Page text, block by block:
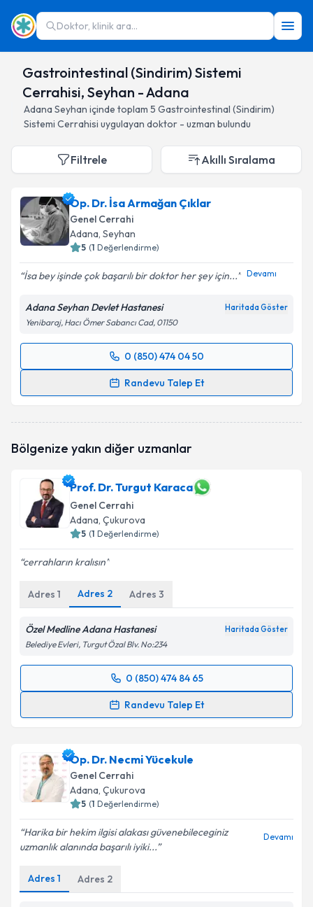
Doktor, klinik ara...
Gastrointestinal (Sindirim) Sistemi
Cerrahisi, Seyhan - Adana
Adana Seyhan içinde toplam 5 Gastrointestinal (Sindirim)
Sistemi Cerrahisi uygulayan doktor - uzman bulundu
Filtrele Akıllı Sıralama
Op. Dr. İsa Armağan Çıklar
Genel Cerrahi
Adana, Seyhan
5 (1 Değerlendirme)
İsa bey işinde çok başarılı bir doktor her şey için... Devamı
Adana Seyhan Devlet Hastanesi Haritada Göster
Yenibaraj, Hacı Ömer Sabancı Cad, 01150
0 (850) 474 04 50
Randevu Talep Et
Randevu Takvimi Talebi
talebi oluşturun. Size bu uzmandan randevu almanız
bilgilendireceğiz.
E-posta Adresiniz
Kişisel verilerimin işlenmesine ilişkinAydınlatma
Metni'ni okudum ve kişisel verilerimin belirtilen
Bölgenize yakın diğer uzmanlar
Prof. Dr. Turgut Karaca
Genel Cerrahi
Adana, Çukurova
5 (1 Değerlendirme)
cerrahların kralısın
Adres 1 Adres 2 Adres 3
Özel Medline Adana Hastanesi Haritada Göster
Belediye Evleri, Turgut Özal Blv. No:234
0 (850) 474 84 65
Randevu Talep Et
Randevu Takvimi Talebi
takvim hazırlandığında e-posta ile bilgilendireceğiz.
E-posta Adresiniz
Kişisel verilerimin işlenmesine ilişkin
kapsamda işlenmesini kabul ediyorum.
Op. Dr. Necmi Yücekule
Genel Cerrahi
Adana, Çukurova
5 (1 Değerlendirme)
Harika bir hekim ilgisi alakası güvenebileceginiz
uzmanlık alanında başarılı iyiki...
Devamı
Adres 1 Adres 2